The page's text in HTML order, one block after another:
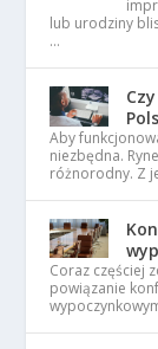
lub urodziny
…
Aby
niezbędna.
różnorodny. Z
Coraz częściej
powiązanie